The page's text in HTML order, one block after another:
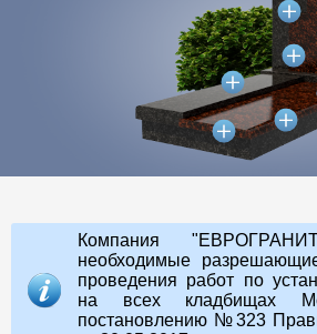
Компания
необходимые
проведения работ по
на всех кладбищах
постановлению №323